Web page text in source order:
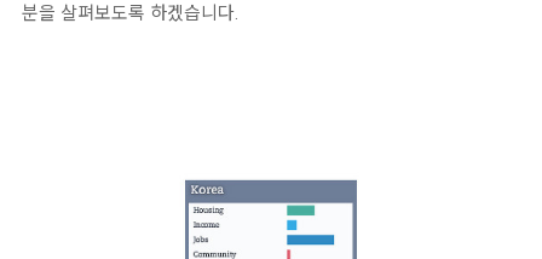
분을 살펴보도록 하겠습니다.